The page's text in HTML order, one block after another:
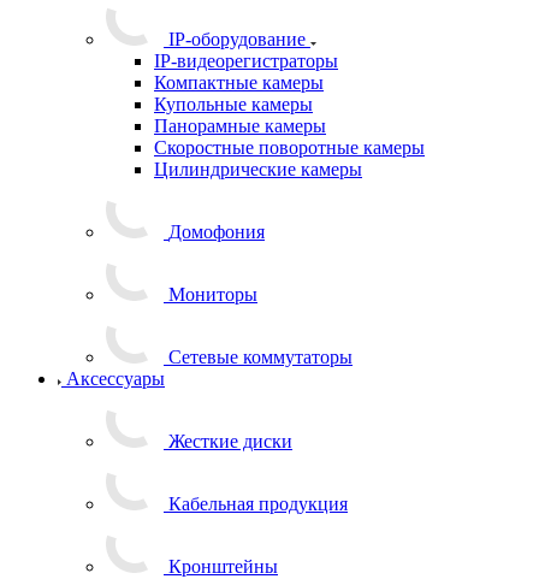
IP-оборудование
IP-видеорегистраторы
Компактные камеры
Купольные камеры
Панорамные камеры
Скоростные поворотные камеры
Цилиндрические камеры
Домофония
Мониторы
Сетевые коммутаторы
Аксессуары
Жесткие диски
Кабельная продукция
Кронштейны